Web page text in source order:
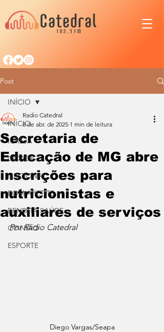
Post
INÍCIO
IGREJA
CIDADE
NACIONAL
BOM APETITE
BENDITA SAÚDE
OPINIÃO
ESPORTE
INÍCIO
Secretaria de
Educação de MG abre
inscrições para
nutricionistas e
auxiliares de serviços
Radio Catedral
8 de abr. de 2025 1 min de leitura
Por Rádio Catedral
Diego Vargas/Seapa